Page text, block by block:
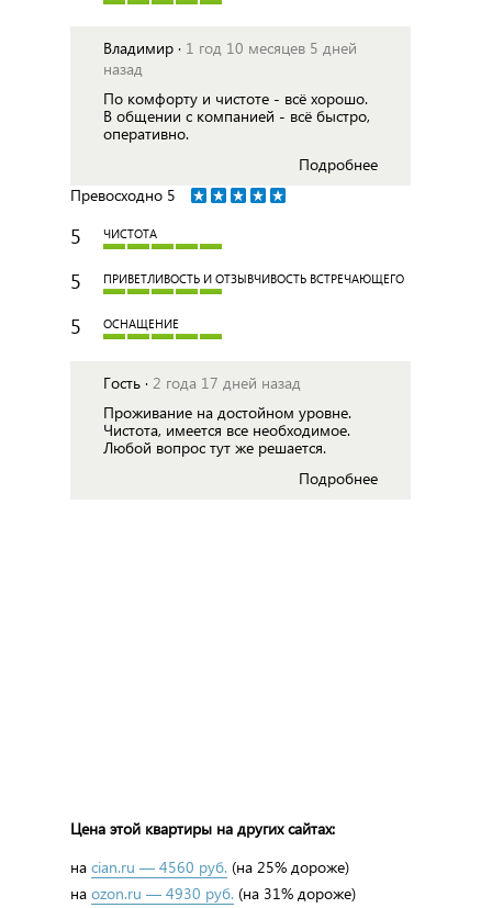
Владимир · 1 год 10 месяцев 5 дней
назад
По комфорту и чистоте - всё хорошо.
В общении с компанией - всё быстро,
оперативно.
Подробнее
Превосходно 5
5 ЧИСТОТА
5 ПРИВЕТЛИВОСТЬ И ОТЗЫВЧИВОСТЬ ВСТРЕЧАЮЩЕГО
5 ОСНАЩЕНИЕ
Гость · 2 года 17 дней назад
Проживание на достойном уровне.
Чистота, имеется все необходимое.
Любой вопрос тут же решается.
Подробнее
Цена этой квартиры на других сайтах:
на cian.ru — 4560 руб. (на 25% дороже)
на ozon.ru — 4930 руб. (на 31% дороже)